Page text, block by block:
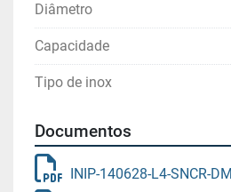
Diâmetro
Capacidade
Tipo de inox
Documentos
INIP-140628-L4-SNCR-